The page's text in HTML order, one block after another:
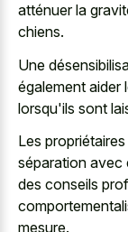
atténuer la
chiens.
Une
également aider
lorsqu'ils sont
Les
séparation avec
des conseils
mesure.